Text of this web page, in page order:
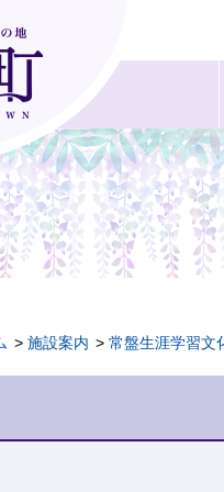
施設案内 常盤生涯学習文